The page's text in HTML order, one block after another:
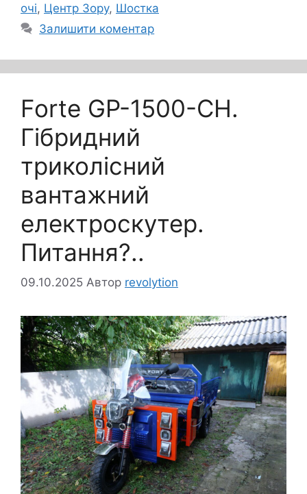
очі, Центр Зору, Шостка
Залишити коментар
Forte GP-1500-CH.
Гібридний
триколісний
вантажний
електроскутер.
Питання?..
09.10.2025 Автор revolytion